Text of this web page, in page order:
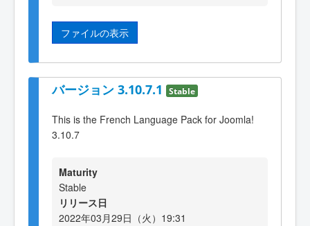
ファイルの表示
バージョン 3.10.7.1 Stable
This is the French Language Pack for Joomla!
3.10.7
Maturity
Stable
リリース日
2022年03月29日（火）19:31